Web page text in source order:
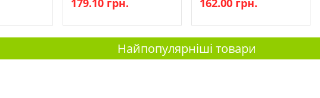
179.10 грн. 162.00 грн.
Найпопулярніші товари